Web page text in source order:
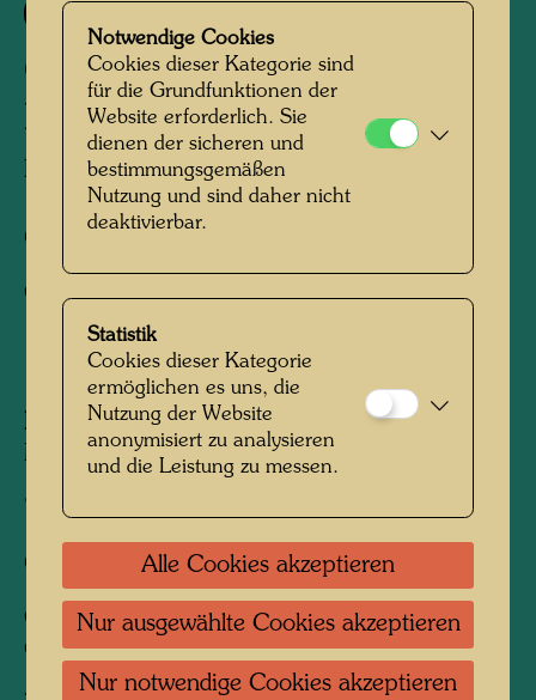
687 C
COLUMBUS RAINY DAY IN
INDIA
KOLUMBUS REGENTAG IN INDIEN
Offsetdruck,
Geschenkanhänger
Herausgegeben von:KunstHausWien
MuseumShop, Vienna (repr.)
70 mm x 55 mm
Offsetdruck mit Metallprägung
Gedruckt von:B. Wörner, Rutesheim,
Germany
Notwendige Cookies
Cookies dieser Kategorie sind
für die Grundfunktionen der
Website erforderlich. Sie
dienen der sicheren und
bestimmungsgemäßen
Nutzung und sind daher nicht
deaktivierbar.
Statistik
Cookies dieser Kategorie
ermöglichen es uns, die
Nutzung der Website
anonymisiert zu analysieren
und die Leistung zu messen.
Alle Cookies akzeptieren
Nur ausgewählte Cookies akzeptieren
Nur notwendige Cookies akzeptieren